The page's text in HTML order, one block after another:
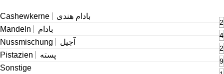
Cashewkerne بادام هندی
2
Mandeln بادام
4
Nussmischung آجیل
2
Pistazien پسته
9
Sonstige